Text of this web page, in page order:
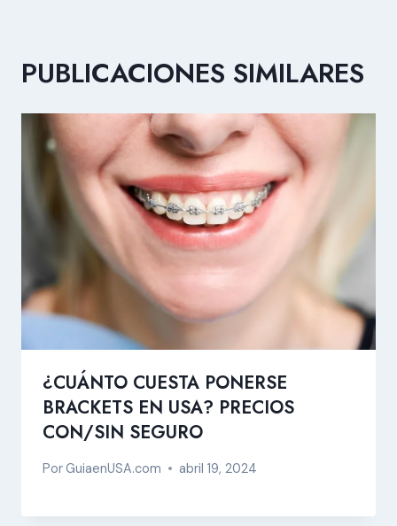
PUBLICACIONES SIMILARES
¿CUÁNTO CUESTA PONERSE
BRACKETS EN USA? PRECIOS
CON/SIN SEGURO
PorGuiaenUSA.com abril 19, 2024